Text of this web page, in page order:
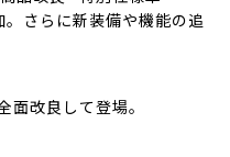
さらに新装備や機能の追
改良して登場。